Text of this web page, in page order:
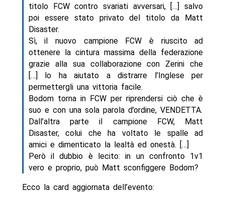
titolo FCW contro svariati avversari, […] salvo
poi essere stato privato del titolo da Matt
Disaster.
Sì, il nuovo campione FCW è riuscito ad
ottenere la cintura massima della federazione
grazie alla sua collaborazione con Zerini che
[…] lo ha aiutato a distrarre l’Inglese per
permettergli una vittoria facile.
Bodom torna in FCW per riprendersi ciò che è
suo e con una sola parola d’ordine, VENDETTA.
Dall’altra parte il campione FCW, Matt
Disaster, colui che ha voltato le spalle ad
amici e dimenticato la lealtà ed onestà. […]
Però il dubbio è lecito: in un confronto 1v1
vero e proprio, può Matt sconfiggere Bodom?
Ecco la card aggiornata dell’evento: